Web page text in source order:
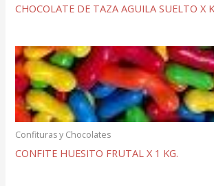
CHOCOLATE DE TAZA AGUILA SUELTO X
Confituras y Chocolates
CONFITE HUESITO FRUTAL X 1 KG.